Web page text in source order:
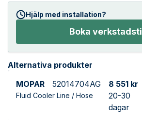
Hjälp med installation?
Boka
Alternativa produkter
MOPAR
52014704AG
Fluid Cooler Line / Hose
8 551 kr
20-30
dagar